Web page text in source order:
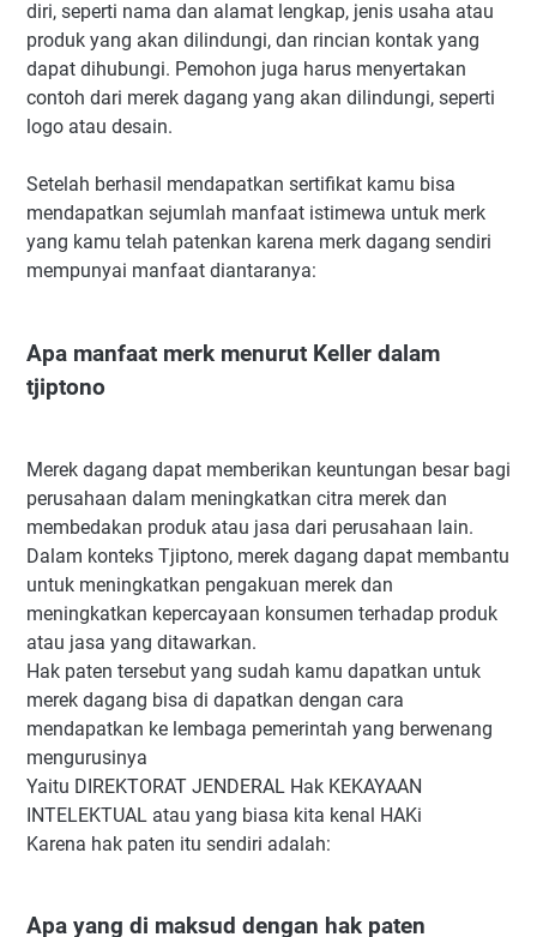
diri, seperti nama dan alamat lengkap, jenis usaha atau
produk yang akan dilindungi, dan rincian kontak yang
dapat dihubungi. Pemohon juga harus menyertakan
contoh dari merek dagang yang akan dilindungi, seperti
logo atau desain.
Setelah berhasil mendapatkan sertifikat kamu bisa
mendapatkan sejumlah manfaat istimewa untuk merk
yang kamu telah patenkan karena merk dagang sendiri
mempunyai manfaat diantaranya:
Apa manfaat merk menurut Keller dalam
tjiptono
Merek dagang dapat memberikan keuntungan besar bagi
perusahaan dalam meningkatkan citra merek dan
membedakan produk atau jasa dari perusahaan lain.
Dalam konteks Tjiptono, merek dagang dapat membantu
untuk meningkatkan pengakuan merek dan
meningkatkan kepercayaan konsumen terhadap produk
atau jasa yang ditawarkan.
Hak paten tersebut yang sudah kamu dapatkan untuk
merek dagang bisa di dapatkan dengan cara
mendapatkan ke lembaga pemerintah yang berwenang
mengurusinya
Yaitu DIREKTORAT JENDERAL Hak KEKAYAAN
INTELEKTUAL atau yang biasa kita kenal HAKi
Karena hak paten itu sendiri adalah:
Apa yang di maksud dengan hak paten